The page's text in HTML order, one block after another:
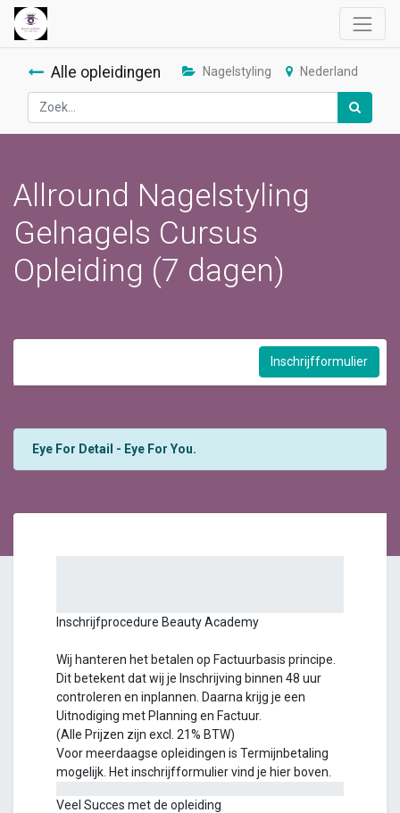
Alle opleidingen Nagelstyling Nederland
Allround Nagelstyling
Gelnagels Cursus
Opleiding (7 dagen)
Inschrijfformulier
Eye For Detail - Eye For You.
Inschrijfprocedure Beauty Academy
Wij hanteren het betalen op Factuurbasis principe.
Dit betekent dat wij je Inschrijving binnen 48 uur
controleren en inplannen. Daarna krijg je een
Uitnodiging met Planning en Factuur.
(Alle Prijzen zijn excl. 21% BTW)
Voor meerdaagse opleidingen is Termijnbetaling
mogelijk. Het inschrijfformulier vind je hier boven.
Veel Succes met de opleiding